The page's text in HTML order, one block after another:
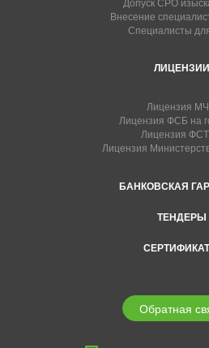
Внесение
Специалисты
ЛИЦЕНЗИИ
Лицензия
Лицензия ФСБ на
Лицензия
Лицензия
БАНКОВСКАЯ
ТЕНДЕРЫ
Обратная